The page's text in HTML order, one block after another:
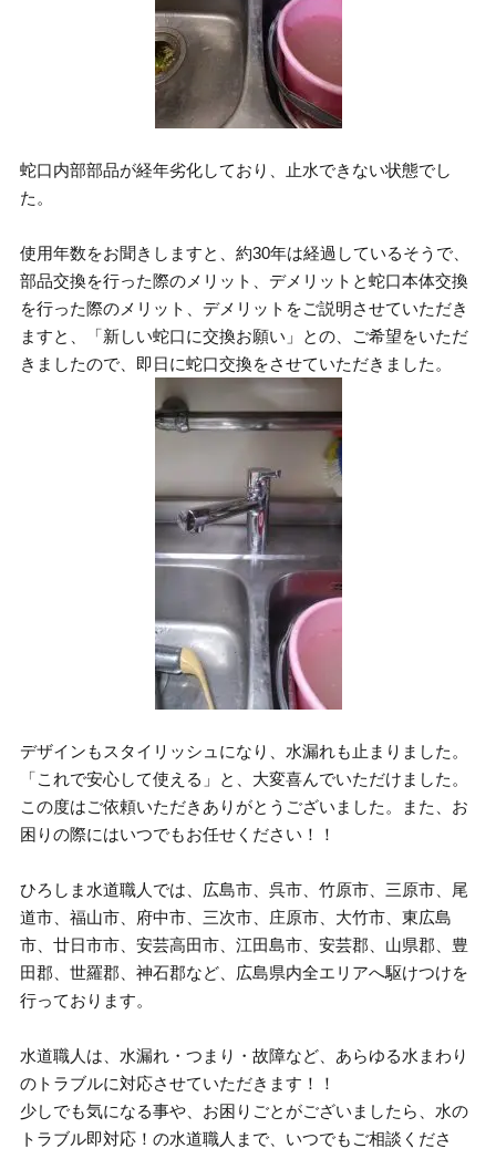
蛇口内部部品が経年劣化しており、止水できない状態でし
た。
使用年数をお聞きしますと、約30年は経過しているそうで、
部品交換を行った際のメリット、デメリットと蛇口本体交換
を行った際のメリット、デメリットをご説明させていただき
ますと、「新しい蛇口に交換お願い」との、ご希望をいただ
きましたので、即日に蛇口交換をさせていただきました。
デザインもスタイリッシュになり、水漏れも止まりました。
「これで安心して使える」と、大変喜んでいただけました。
この度はご依頼いただきありがとうございました。また、お
困りの際にはいつでもお任せください！！
ひろしま水道職人では、広島市、呉市、竹原市、三原市、尾
道市、福山市、府中市、三次市、庄原市、大竹市、東広島
市、廿日市市、安芸高田市、江田島市、安芸郡、山県郡、豊
田郡、世羅郡、神石郡など、広島県内全エリアへ駆けつけを
行っております。
水道職人は、水漏れ・つまり・故障など、あらゆる水まわり
のトラブルに対応させていただきます！！
少しでも気になる事や、お困りごとがございましたら、水の
トラブル即対応！の水道職人まで、いつでもご相談くださ